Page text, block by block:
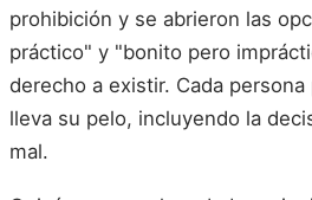
prohibición y se abrieron las
práctico" y "bonito pero
derecho a existir. Cada
lleva su pelo, incluyendo la
mal.